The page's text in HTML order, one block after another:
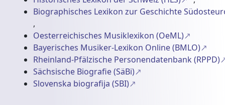
Biographisches Lexikon zur Geschichte
,
Oesterreichisches Musiklexikon (OeML)
Bayerisches Musiker-Lexikon Online (BMLO)
Rheinland-Pfälzische Personendatenbank (RPPD)
Sächsische Biografie (SäBi)
Slovenska biografija (SBI)